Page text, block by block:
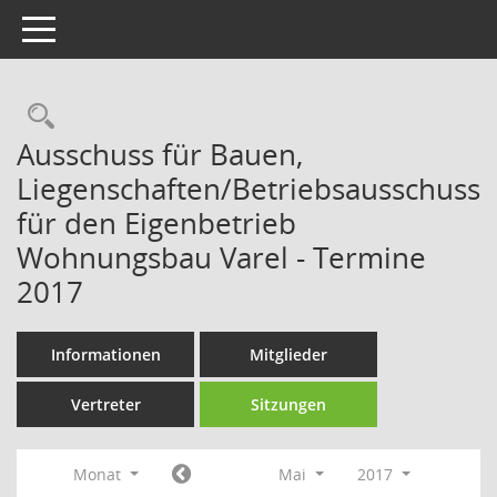
Toggle navigation
Rechercheauswahl
Ausschuss für Bauen,
Liegenschaften/Betriebsausschuss
für den Eigenbetrieb
Wohnungsbau Varel - Termine
2017
Informationen Mitglieder
Vertreter Sitzungen
Monat Mai
2017